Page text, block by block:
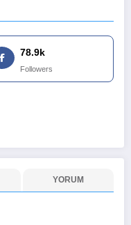
78.9k
Followers
YORUM